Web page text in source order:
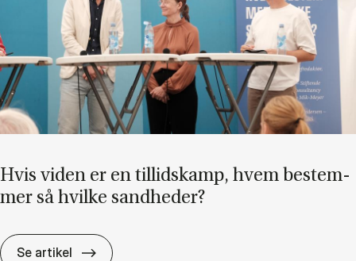
Hvis vi­den er en til­lids­kamp, hvem be­stem­
mer så hvil­ke sand­he­der?
Se artikel Hvis vi­den er en til­lids­kamp, hvem